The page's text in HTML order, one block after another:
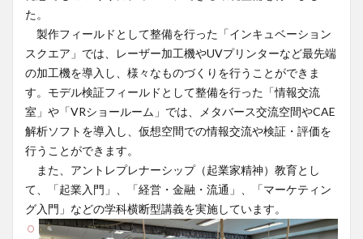
た。
製作フィールドとして整備を行った「インキュベーション
スクエア」では、レーザー加工機やUVプリンターなど最先端
の加工機を導入し、様々なものづくりを行うことができま
す。モデル検証フィールドとして整備を行った「情報交流
室」や「VRショールーム」では、メタバース交流空間やCAE
解析ソフトを導入し、仮想空間での情報交流や検証・評価を
行うことができます。
また、アントレプレナーシップ（起業家精神）教育とし
て、「起業入門」、「経営・金融・流通」、「マーケティン
グ入門」などの学科横断型講義を実施しています。